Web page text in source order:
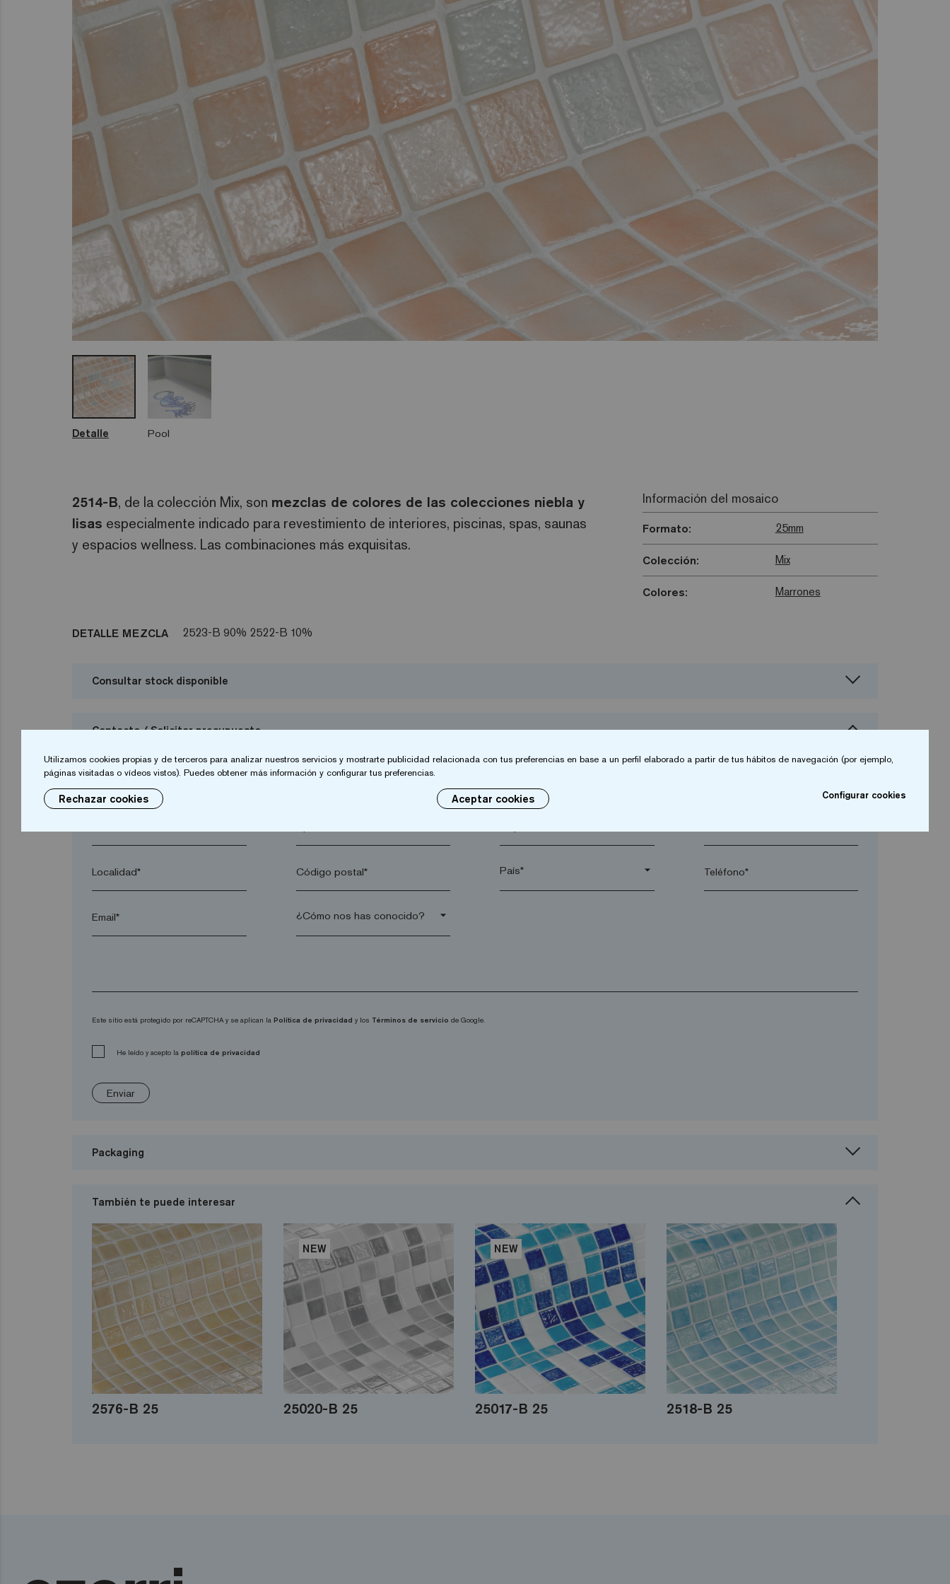
Detalle Pool
2514-B, de la colección Mix, son mezclas de colores de las colecciones niebla y
lisas especialmente indicado para revestimiento de interiores, piscinas, spas, saunas
y espacios wellness. Las combinaciones más exquisitas.
Información del mosaico
Formato: 25mm
Colección: Mix
Colores: Marrones
DETALLE MEZCLA 2523-B 90% 2522-B 10%
Consultar stock disponible
Contacto / Solicitar presupuesto
Deseo solicitar presupuesto
Localidad* Código postal* arrow_drop_down Teléfono*
Email* arrow_drop_down
Este sitio está protegido por reCAPTCHA y se aplican la Política de privacidad y los Términos de servicio de Google.
He leído y acepto la política de privacidad
Enviar
Packaging
También te puede interesar
2576-B 25
NEW
25020-B 25
NEW
25017-B 25 2518-B 25
Utilizamos cookies propias y de terceros para analizar nuestros servicios y mostrarte publicidad relacionada con tus preferencias en base a un perfil elaborado a partir de tus hábitos de navegación (por ejemplo,
páginas visitadas o vídeos vistos). Puedes obtener más información y configurar tus preferencias.
Rechazar cookies Aceptar cookies Configurar cookies